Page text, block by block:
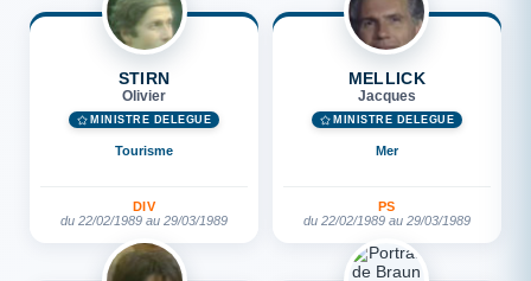
STIRN
Olivier
MINISTRE DÉLÉGUÉ
Tourisme
DIV
du 22/02/1989 au 29/03/1989
MELLICK
Jacques
MINISTRE DÉLÉGUÉ
Mer
PS
du 22/02/1989 au 29/03/1989